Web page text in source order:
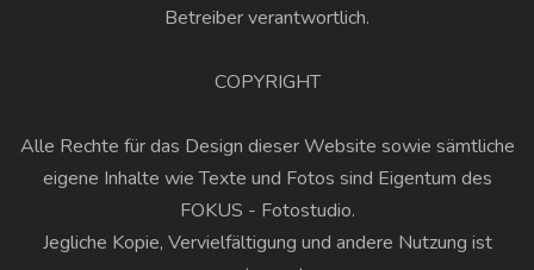
Betreiber verantwortlich.
COPYRIGHT
Alle Rechte für das Design dieser Website sowie sämtliche
eigene Inhalte wie Texte und Fotos sind Eigentum des
FOKUS - Fotostudio.
Jegliche Kopie, Vervielfältigung und andere Nutzung ist